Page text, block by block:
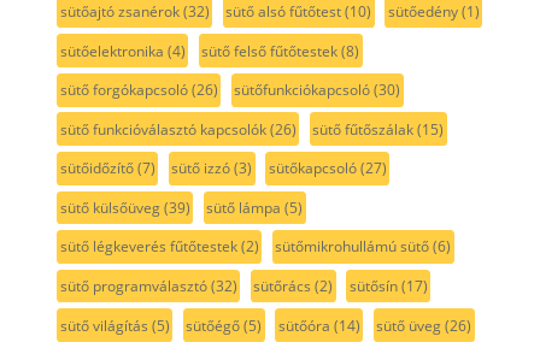
sütőajtó zsanérok(32) sütő alsó fűtőtest(10) sütőedény(1)
sütőelektronika (4) sütő felső fűtőtestek(8)
sütő forgókapcsoló(26) sütőfunkciókapcsoló(30)
sütő funkcióválasztó kapcsolók(26) sütő fűtőszálak(15)
sütőidőzítő(7) sütő izzó(3) sütőkapcsoló(27)
sütő külsőüveg(39) sütő lámpa (5)
sütő légkeverés fűtőtestek(2) sütőmikrohullámú sütő(6)
sütő programválasztó(32) sütőrács (2) sütősín(17)
sütő világítás (5) sütőégő(5) sütőóra (14) sütő üveg(26)